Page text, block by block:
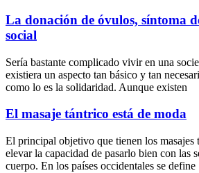
La donación de óvulos, síntoma
social
Sería bastante complicado vivir en una
existiera un aspecto tan básico y tan
como lo es la solidaridad. Aunque existen
El masaje tántrico está de moda
El principal objetivo que tienen los masajes
elevar la capacidad de pasarlo bien con las
cuerpo. En los países occidentales se define